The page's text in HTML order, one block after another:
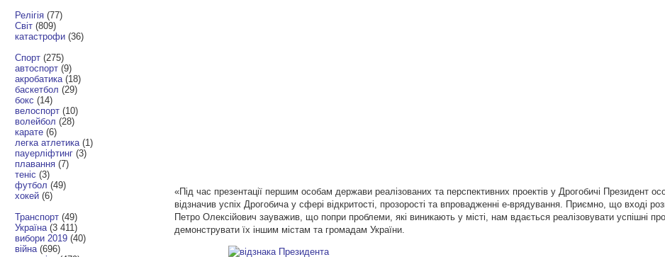
Релігія (77)
Світ (809)
катастрофи (36)
Спорт (275)
автоспорт (9)
акробатика (18)
баскетбол (29)
бокс (14)
велоспорт (10)
волейбол (28)
карате (6)
легка атлетика (1)
пауерліфтинг (3)
плавання (7)
теніс (3)
футбол (49)
хокей (6)
Транспорт (49)
Україна (3 411)
вибори 2019 (40)
війна (696)
«Під час презентації першим особам держави реалізованих та перспективних проектів у Дрогобичі Президент
відзначив успіх Дрогобича у сфері відкритості, прозорості та впровадженні е-врядування. Приємно, що вході
Петро Олексійович зауважив, що попри проблеми, які виникають у місті, нам вдається реалізовувати успішні
демонструвати їх іншим містам та громадам України.